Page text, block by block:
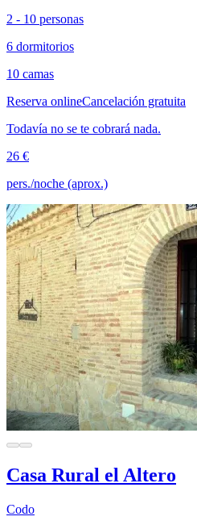
2 - 10 personas
6 dormitorios
10 camas
Reserva onlineCancelación gratuita
Todavía no se te cobrará nada.
26 €
pers./noche (aprox.)
Casa Rural el Altero
Codo